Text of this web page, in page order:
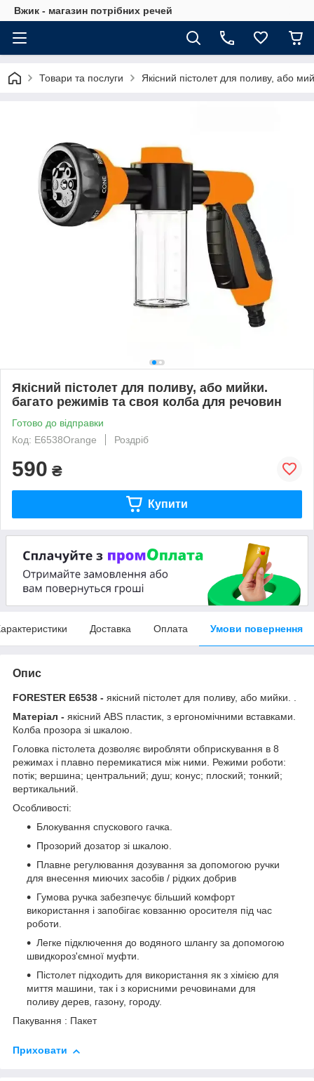
Вжик - магазин потрiбних речей
Товари та послуги Якісний пістолет для поливу, або
Якісний пістолет для поливу, або мийки.
багато режимів та своя колба для речовин
Готово до відправки
Код: E6538Orange
Роздріб
590 ₴
Купити
Доставка Оплата Умови повернення
Опис
FORESTER E6538 - якісний пістолет для поливу, або мийки. .
Матеріал - якісний ABS пластик, з ергономічними вставками.
Колба прозора зі шкалою.
Головка пістолета дозволяє виробляти обприскування в 8
режимах і плавно перемикатися між ними. Режими роботи:
потік; вершина; центральний; душ; конус; плоский; тонкий;
вертикальний.
Особливості:
Блокування спускового гачка.
Прозорий дозатор зі шкалою.
Плавне регулювання дозування за допомогою ручки
для внесення миючих засобів / рідких добрив
Гумова ручка забезпечує більший комфорт
використання і запобігає ковзанню оросителя під час
роботи.
Легке підключення до водяного шлангу за допомогою
швидкороз'ємної муфти.
Пістолет підходить для використання як з хімією для
миття машини, так і з корисними речовинами для
поливу дерев, газону, городу.
Пакування : Пакет
Приховати